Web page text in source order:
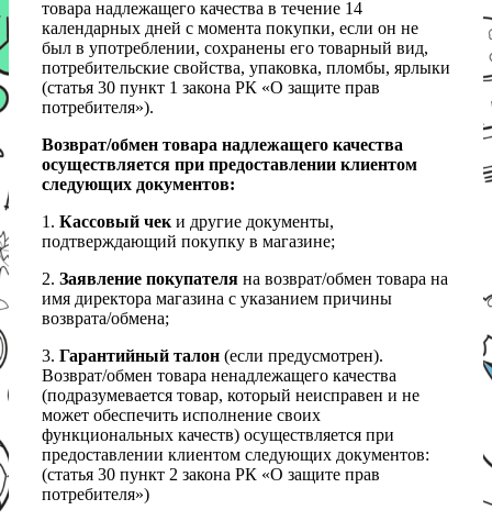
товара надлежащего качества в течение 14
календарных дней с момента покупки, если он не
был в употреблении, сохранены его товарный вид,
потребительские свойства, упаковка, пломбы, ярлыки
(статья 30 пункт 1 закона РК «О защите прав
потребителя»).
Возврат/обмен товара надлежащего качества
осуществляется при предоставлении клиентом
следующих документов:
1. Кассовый чек и другие документы,
подтверждающий покупку в магазине;
2. Заявление покупателя на возврат/обмен товара на
имя директора магазина с указанием причины
возврата/обмена;
3. Гарантийный талон (если предусмотрен).
Возврат/обмен товара ненадлежащего качества
(подразумевается товар, который неисправен и не
может обеспечить исполнение своих
функциональных качеств) осуществляется при
предоставлении клиентом следующих документов:
(статья 30 пункт 2 закона РК «О защите прав
потребителя»)